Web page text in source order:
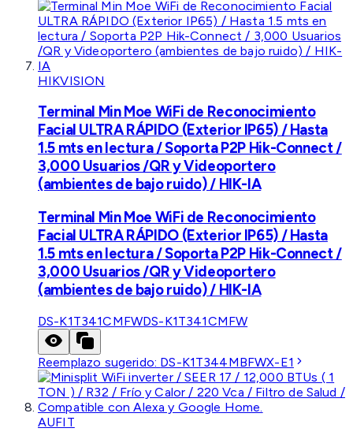
HIKVISION
Terminal Min Moe WiFi de Reconocimiento
Facial ULTRA RÁPIDO (Exterior IP65) / Hasta
1.5 mts en lectura / Soporta P2P Hik-Connect /
3,000 Usuarios /QR y Videoportero
(ambientes de bajo ruido) / HIK-IA
Terminal Min Moe WiFi de Reconocimiento
Facial ULTRA RÁPIDO (Exterior IP65) / Hasta
1.5 mts en lectura / Soporta P2P Hik-Connect /
3,000 Usuarios /QR y Videoportero
(ambientes de bajo ruido) / HIK-IA
DS-K1T341CMFWDS-K1T341CMFW
Reemplazo sugerido: DS-K1T344MBFWX-E1
AUFIT